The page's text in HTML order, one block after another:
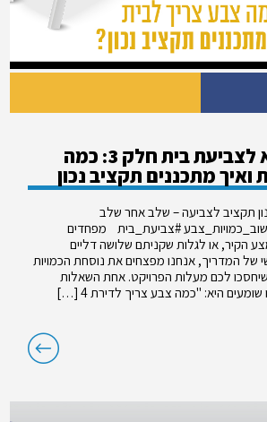
המדריך המלא לצביעת בית חלק 3: כמה
ואיך מתכננים תקציב נכון
תקציב לצביעה – שלב אחר שלב
#צביעת_בית מפחדים
הקיר, או לגלות שקניתם שלושה דליים
של המדריך, אנחנו מפצחים את נוסחת הכמויות
לכם מעלות הפרויקט. אחת השאלות
היא: "כמה צבע צריך לדירת 4 […]